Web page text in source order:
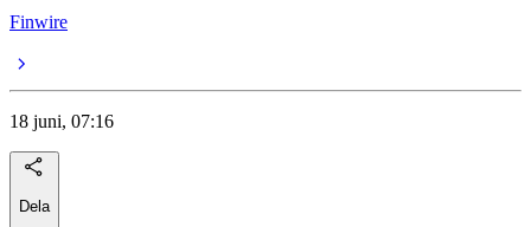
Finwire
18 juni, 07:16
Dela